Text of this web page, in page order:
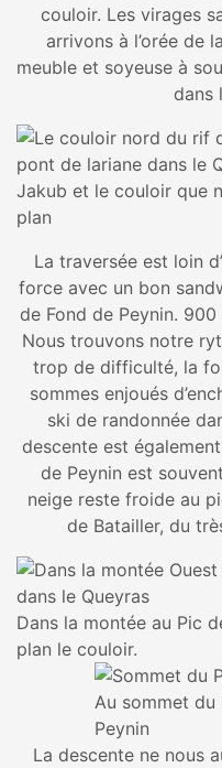
couloir. Les virages
arrivons à l’orée de
meuble et soyeuse à
dans
Jakub et le couloir que
plan
La traversée est loin
force avec un bon
de Fond de Peynin.
Nous trouvons notre
trop de difficulté, la
sommes enjoués
ski de randonnée
descente est
de Peynin est
neige reste froide au
de Batailler, du
Dans la montée au Pic
plan le couloir.
Au sommet
Peynin
La descente ne nous